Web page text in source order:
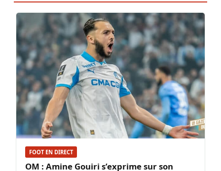
FOOT EN DIRECT
OM : Amine Gouiri s’exprime sur son